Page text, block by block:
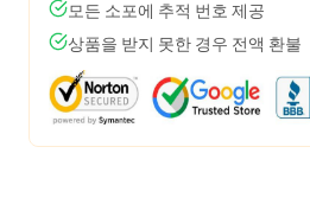
모든 소포에 추적 번호 제공
상품을 받지 못한 경우 전액 환불